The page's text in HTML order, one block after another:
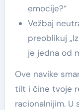
emocije?“
Vežbaj
preoblikuj
je jedna od
Ove navike
tilt i čine tvoje
racionalnijim.